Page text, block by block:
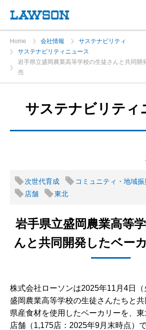
Home 会社情報
サステナビリティ
サステナビリティニュース
岩手県立盛岡農業高等学校の生徒さんと共同開
売
サステナビリティ
次世代育成 コミュニティ・地域振
店舗
東北
岩手県立盛岡農業高等
んと共同開発したベー
株式会社ローソンは2025年11月4日
盛岡農業高等学校の生徒さんたちと
県産食材を使用したベーカリーを、
店舗（1,175店：2025年9月末時点）